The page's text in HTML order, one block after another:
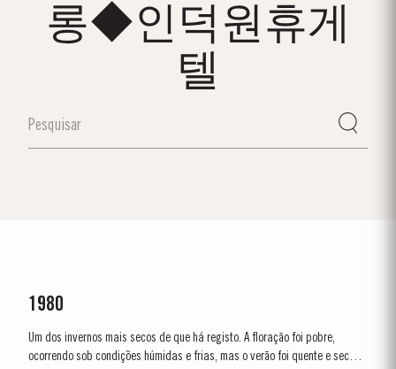
롱◆인덕원휴게
텔
1980
Um dos invernos mais secos de que há registo. A floração foi pobre,
ocorrendo sob condições húmidas e frias, mas o verão foi quente e seco. A